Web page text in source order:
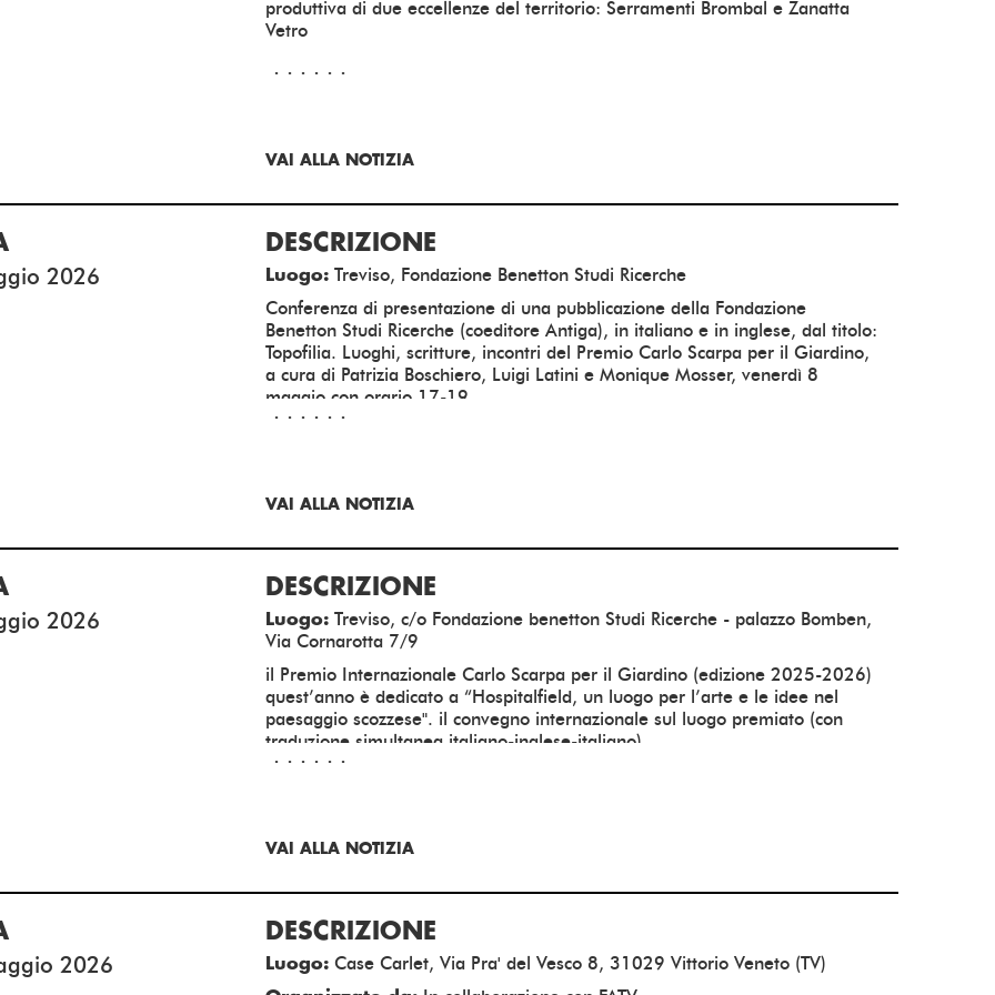
Data apertura iscrizioni:20/04/2026
Data chiusura iscrizioni:
produttiva di due eccellenze del territorio: Serramenti Brombal e Zanatta
Vetro
Orari:7 maggio 2026
Data chiusura iscrizioni:
ISCRIVITI ALL'EVENTO
VAI ALLA NOTIZIA
2026
DESCRIZIONE
Luogo: Treviso, Fondazione Benetton Studi Ricerche
Conferenza di presentazione di una pubblicazione della Fondazione
Benetton Studi Ricerche (coeditore Antiga), in italiano e in inglese, dal titolo:
Topofilia. Luoghi, scritture, incontri del Premio Carlo Scarpa per il Giardino,
a cura di Patrizia Boschiero, Luigi Latini e Monique Mosser, venerdì 8
maggio con orario 17-19
Nr. di CFP:2
Data chiusura iscrizioni:
ISCRIVITI ALL'EVENTO
VAI ALLA NOTIZIA
2026
DESCRIZIONE
Luogo: Treviso, c/o Fondazione benetton Studi Ricerche - palazzo Bomben,
Via Cornarotta 7/9
il Premio Internazionale Carlo Scarpa per il Giardino (edizione 2025-2026)
quest’anno è dedicato a “Hospitalfield, un luogo per l’arte e le idee nel
paesaggio scozzese". il convegno internazionale sul luogo premiato (con
traduzione simultanea italiano-inglese-italiano)
Nr. di CFP:3
Data chiusura iscrizioni:
ISCRIVITI ALL'EVENTO
VAI ALLA NOTIZIA
2026
DESCRIZIONE
Luogo: Case Carlet, Via Pra' del Vesco 8, 31029 Vittorio Veneto (TV)